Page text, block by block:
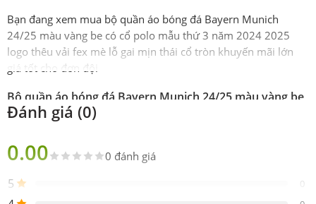
Bạn đang xem mua bộ quần áo bóng đá Bayern Munich
24/25 màu vàng be có cổ polo mẫu thứ 3 năm 2024 2025
logo thêu vải fex mè lỗ gai mịn thái cổ tròn khuyến mãi lớn
giá tốt cho đơn đội
Bộ quần áo bóng đá Bayern Munich 24/25 màu vàng be
có cổ polo mẫu thứ 3 năm 2024 2025
bản
Sản
phẩm
Đánh giá (0)
0.00 0 đánh giá
5 0